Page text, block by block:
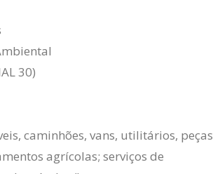
30)
caminhões, vans, utilitários, peças
agrícolas; serviços de